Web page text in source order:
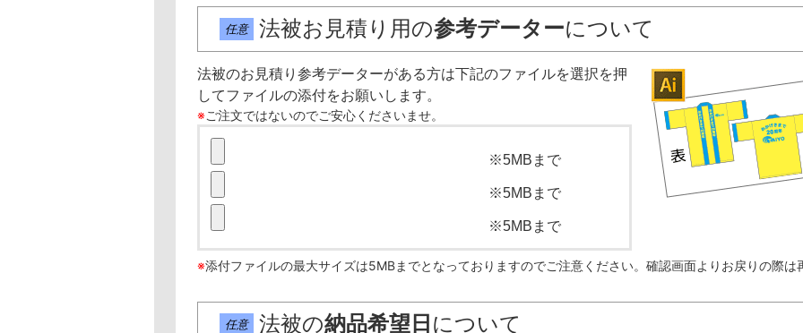
任意 法被お見積り用の参考データーについて
法被のお見積り参考データーがある方は下記のファイルを選択を押
してファイルの添付をお願いします。
※ご注文ではないのでご安心くださいませ。
※5MBまで
※5MBまで
※5MBまで
※添付ファイルの最大サイズは5MBまでとなっておりますのでご注意ください。確認画面よりお戻りの際は
任意 法被の納品希望日 について